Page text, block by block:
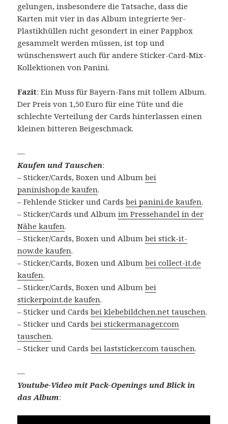
gelungen, insbesondere die Tatsache, dass die
Karten mit vier in das Album integrierte 9er-
Plastikhüllen nicht gesondert in einer Pappbox
gesammelt werden müssen, ist top und
wünschenswert auch für andere Sticker-Card-Mix-
Kollektionen von Panini.
Fazit: Ein Muss für Bayern-Fans mit tollem Album.
Der Preis von 1,50 Euro für eine Tüte und die
schlechte Verteilung der Cards hinterlassen einen
kleinen bitteren Beigeschmack.
—
Kaufen und Tauschen:
– Sticker/Cards, Boxen und Albumbei
paninishop.de kaufen.
– Fehlende Sticker und Cardsbei panini.de kaufen.
– Sticker/Cards und Albumim Pressehandel in der
Nähe kaufen.
– Sticker/Cards, Boxen und Albumbei stick-it-
now.de kaufen.
– Sticker/Cards, Boxen und Albumbei collect-it.de
kaufen.
– Sticker/Cards, Boxen und Albumbei
stickerpoint.de kaufen.
– Sticker und Cardsbei klebebildchen.net tauschen.
– Sticker und Cardsbei stickermanager.com
tauschen.
– Sticker und Cardsbei laststicker.com tauschen.
—
Youtube-Video mit Pack-Openings und Blick in
das Album: